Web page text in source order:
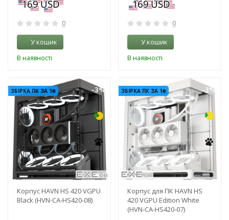
0
У кошик
В наявності
0
У кошик
В наявності
ЗБІРКА ПК ЗА 1₴ -3%
Корпус HAVN HS 420 VGPU
Black (HVN-CA-HS420-08)
ЗБІРКА ПК ЗА 1₴ -3%
Корпус для ПК HAVN HS
420 VGPU Edition White
(HVN-CA-HS420-07)